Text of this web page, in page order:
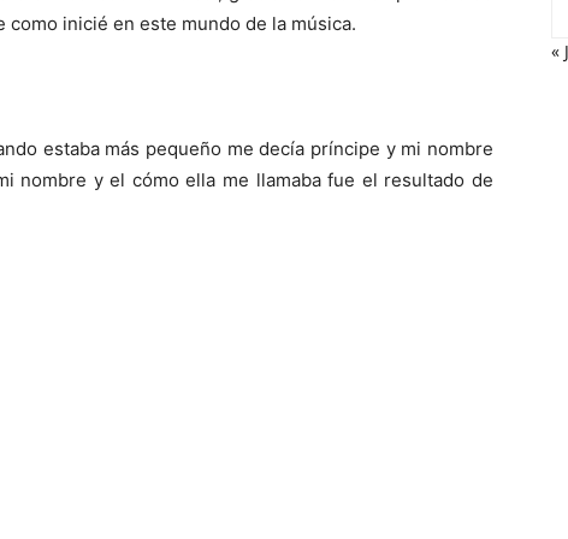
inicié en este mundo de la música.
estaba más pequeño me decía príncipe y mi nombre
nombre y el cómo ella me llamaba fue el resultado de
«